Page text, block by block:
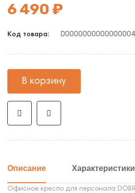
6 490 ₽
Код товара:
В корзину
Описание Характеристики
Офисное кресло для персонала